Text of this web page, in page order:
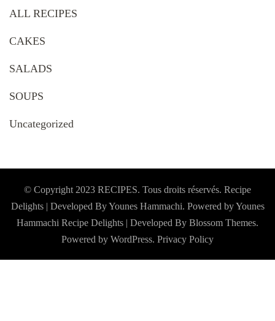
ALL RECIPES
CAKES
SALADS
SOUPS
Uncategorized
© Copyright 2023 RECIPES. Tous droits réservés. Recipe
Delights | Developed By Younes Hammachi. Powered by Younes
Hammachi Recipe Delights | Developed By Blossom Themes.
Powered by WordPress. Privacy Policy